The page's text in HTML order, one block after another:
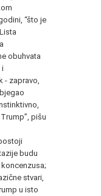
“što je
obuhvata
i
- zapravo,
pišu
budu
stvari,
u isto